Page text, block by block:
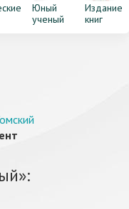
Юный
ученый
Издание
книг